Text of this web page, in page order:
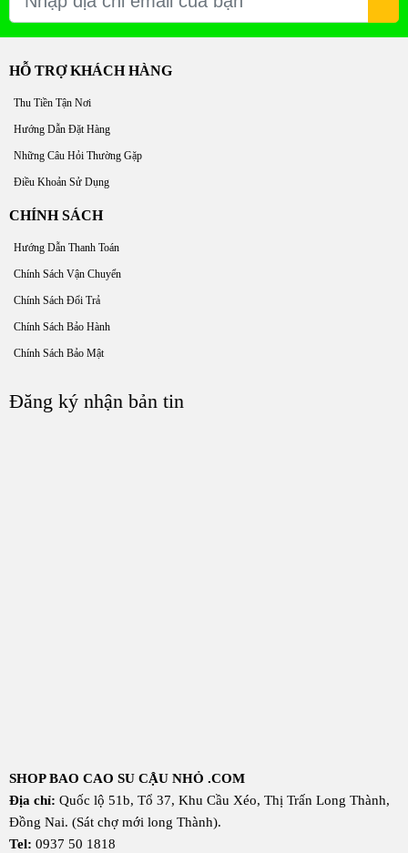
SHOP BAO CAO SU CẬU NHỎ .COM
Địa chỉ: Quốc lộ 51b, Tổ 37, Khu Cầu Xéo, Thị Trấn Long Thành,
Đồng Nai. (Sát chợ mới long Thành).
Tel: 0937 50 1818
HỖ TRỢ KHÁCH HÀNG
Thu Tiền Tận Nơi
Hướng Dẫn Đặt Hàng
Những Câu Hỏi Thường Gặp
Điều Khoản Sử Dụng
CHÍNH SÁCH
Hướng Dẫn Thanh Toán
Chính Sách Vận Chuyển
Chính Sách Đổi Trả
Chính Sách Bảo Hành
Chính Sách Bảo Mật
Đăng ký nhận bản tin